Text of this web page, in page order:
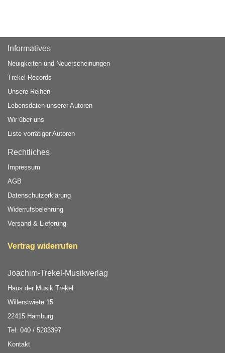
Informatives
Neuigkeiten und Neuerscheinungen
Trekel Records
Unsere Reihen
Lebensdaten unserer Autoren
Wir über uns
Liste vorrätiger Autoren
Rechtliches
Impressum
AGB
Datenschutzerklärung
Widerrufsbelehrung
Versand & Lieferung
Vertrag widerrufen
Joachim-Trekel-Musikverlag
Haus der Musik Trekel
Willerstwiete 15
22415 Hamburg
Tel: 040 / 5203397
Kontakt